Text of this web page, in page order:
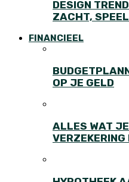
DESIGN
ZACHT,
FINANCIEEL
OP JE GELD
ALLES WAT
VERZEKERING